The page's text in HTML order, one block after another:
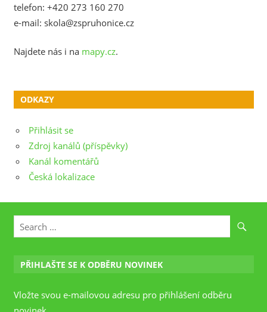
telefon: +420 273 160 270
e-mail: skola@zspruhonice.cz
Najdete nás i na mapy.cz.
ODKAZY
Přihlásit se
Zdroj kanálů (příspěvky)
Kanál komentářů
Česká lokalizace
PŘIHLAŠTE SE K ODBĚRU NOVINEK
Vložte svou e-mailovou adresu pro přihlášení odběru